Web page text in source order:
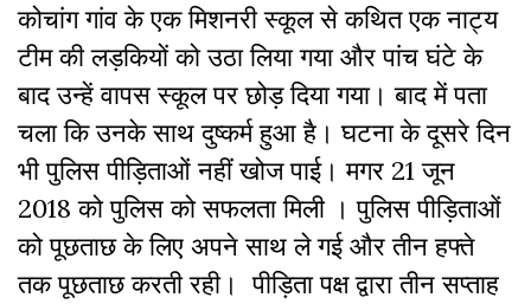
कोचांग गांव के एक मिशनरी स्कूल से कथित एक नाट्य
टीम की लड़कियों को उठा लिया गया और पांच घंटे के
बाद उन्हें वापस स्कूल पर छोड़ दिया गया। बाद में पता
चला कि उनके साथ दुष्कर्म हुआ है। घटना के दूसरे दिन
भी पुलिस पीड़िताओं नहीं खोज पाई। मगर 21 जून
2018 को पुलिस को सफलता मिली । पुलिस पीड़िताओं
को पूछताछ के लिए अपने साथ ले गई और तीन हफ्ते
तक पूछताछ करती रही। पीड़िता पक्ष द्वारा तीन सप्ताह